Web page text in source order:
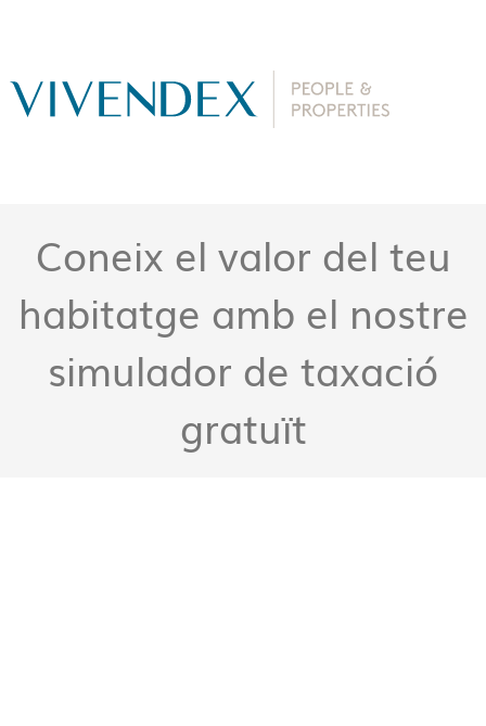
Coneix el valor del teu
habitatge amb el nostre
simulador de taxació
gratuït